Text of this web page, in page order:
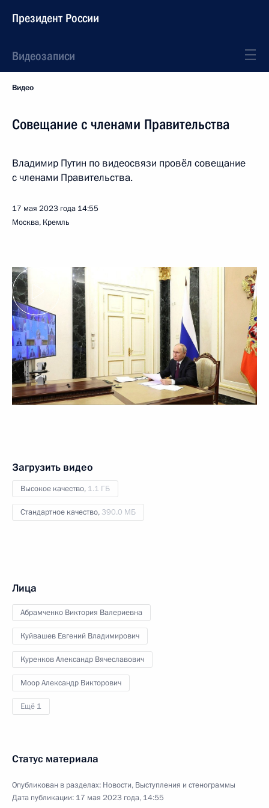
Президент России
Видеозаписи
Видео
Совещание с членами Правительства
Владимир Путин по видеосвязи провёл совещание
с членами Правительства.
17 мая 2023 года 14:55
Москва, Кремль
Загрузить видео
Высокое качество, 1.1 ГБ
Стандартное качество, 390.0 МБ
Лица
Абрамченко Виктория Валериевна
Куйвашев Евгений Владимирович
Куренков Александр Вячеславович
Моор Александр Викторович
Ещё 1
Статус материала
Опубликован в разделах: Новости, Выступления и стенограммы
Дата публикации: 17 мая 2023 года, 14:55